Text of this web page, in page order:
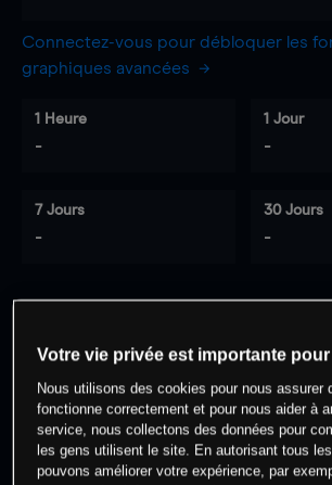
Connectez-vous pour débloquer les
graphiques avancées
1 Heure
-
1 Jour
-
7 Jours
-
30 Jours
-
cet actif
Commencez à trader
Votre vie privée est importante
Nous utilisons des cookies pour nous assurer
fonctionne correctement et pour nous aider à
service, nous collectons des données pour
les gens utilisent le site. En autorisant tous
pouvons améliorer votre expérience, par